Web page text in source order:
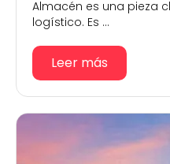
Almacén es una pieza
logístico. Es ...
Leer más